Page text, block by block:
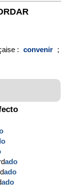
: convenir ;
ado
ado
ado